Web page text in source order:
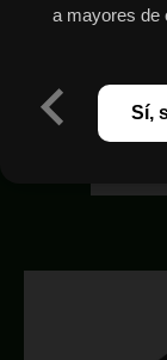
a mayores de
Sí,